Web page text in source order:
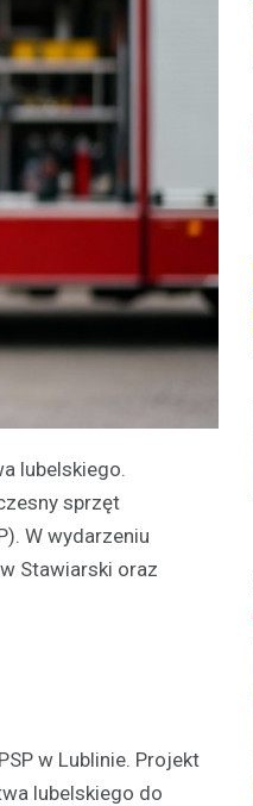
lubelskiego.
sprzęt
W wydarzeniu
Stawiarski oraz
w Lublinie. Projekt
lubelskiego do